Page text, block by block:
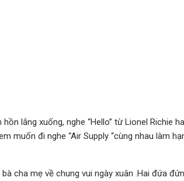
lắng xuống, nghe “Hello” từ Lionel Richie
muốn đi nghe “Air Supply “cùng nhau làm
cha mẹ về chung vui ngày xuân .Hai đứa